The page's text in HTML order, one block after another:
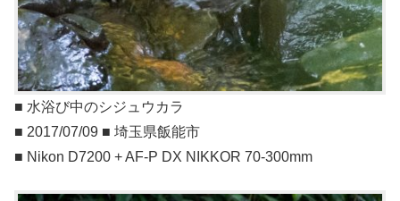
■ 水浴び中のシジュウカラ
■ 2017/07/09 ■ 埼玉県飯能市
■ Nikon D7200 + AF-P DX NIKKOR 70-300mm